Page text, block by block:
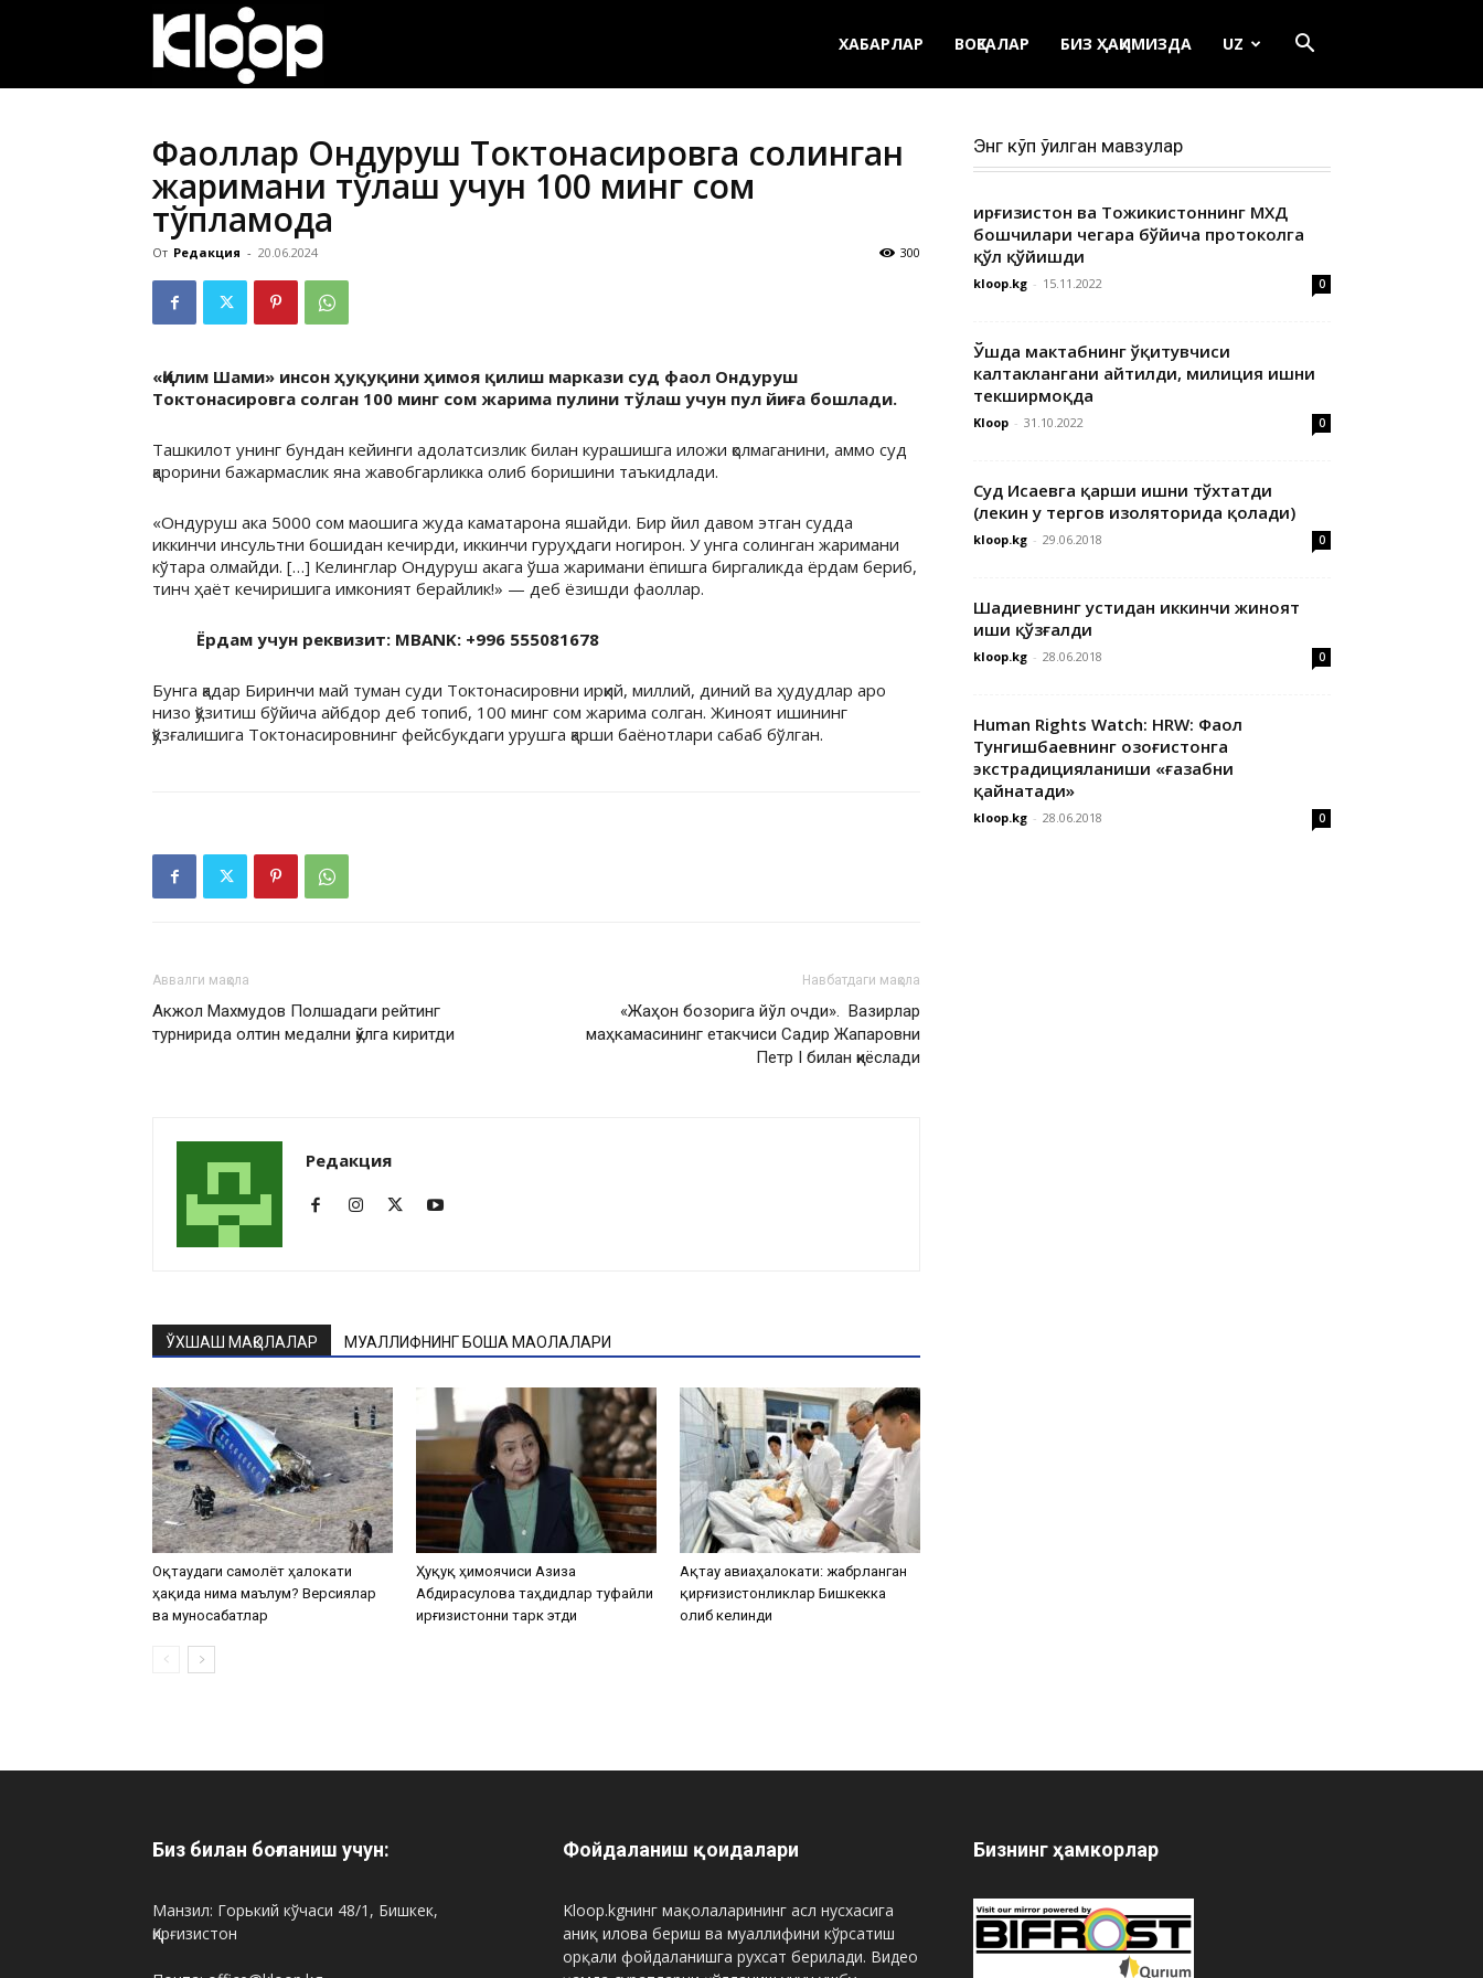
ХАБАРЛАР ВОҚЕАЛАР БИЗ ҲАҚИМИЗДА UZ
Фаоллар Ондуруш Токтонасировга солинган
жаримани тўлаш учун 100 минг сом
тўпламоқда
От Редакция - 20.06.2024 300
«Қилим Шами» инсон ҳуқуқини ҳимоя қилиш маркази суд фаол Ондуруш
Токтонасировга солган 100 минг сом жарима пулини тўлаш учун пул йиға бошлади.
Ташкилот унинг бундан кейинги адолатсизлик билан курашишга иложи қолмаганини, аммо суд
қарорини бажармаслик яна жавобгарликка олиб боришини таъкидлади.
«Ондуруш ака 5000 сом маошига жуда каматарона яшайди. Бир йил давом этган судда
иккинчи инсультни бошидан кечирди, иккинчи гуруҳдаги ногирон. У унга солинган жаримани
кўтара олмайди. […] Келинглар Ондуруш акага ўша жаримани ёпишга биргаликда ёрдам бериб,
тинч ҳаёт кечиришига имконият берайлик!» — деб ёзишди фаоллар.
Ёрдам учун реквизит: MBANK: +996 555081678
Бунга қадар Биринчи май туман суди Токтонасировни ирқий, миллий, диний ва ҳудудлар аро
низо қўзитиш бўйича айбдор деб топиб, 100 минг сом жарима солган. Жиноят ишининг
қўзғалишига Токтонасировнинг фейсбукдаги урушга қарши баёнотлари сабаб бўлган.
Аввалги мақола
Акжол Махмудов Полшадаги рейтинг
турнирида олтин медални қўлга киритди
Навбатдаги мақола
«Жаҳон бозорига йўл очди». Вазирлар
маҳкамасининг етакчиси Садир Жапаровни
Петр I билан қиёслади
Редакция
ЎХШАШ МАҚОЛАЛАР МУАЛЛИФНИНГ БОШҚА МАҚОЛАЛАРИ
Оқтаудаги самолёт ҳалокати
ҳақида нима маълум? Версиялар
ва муносабатлар
Ҳуқуқ ҳимоячиси Азиза
Абдирасулова таҳдидлар туфайли
Қирғизистонни тарк этди
Ақтау авиаҳалокати: жабрланган
қирғизистонликлар Бишкекка
олиб келинди
Энг кўп ўқилган мавзулар
Қирғизистон ва Тожикистоннинг МХДҚ
бошчилари чегара бўйича протоколга
қўл қўйишди
kloop.kg - 15.11.2022 0
Ўшда мактабнинг ўқитувчиси
калтаклангани айтилди, милиция ишни
текширмоқда
Kloop - 31.10.2022 0
Суд Исаевга қарши ишни тўхтатди
(лекин у тергов изоляторида қолади)
kloop.kg - 29.06.2018 0
Шадиевнинг устидан иккинчи жиноят
иши қўзғалди
kloop.kg - 28.06.2018 0
Human Rights Watch: HRW: Фаол
Тунгишбаевнинг Қозоғистонга
экстрадицияланиши «ғазабни
қайнатади»
kloop.kg - 28.06.2018 0
Биз билан боғланиш учун:
Манзил: Горький кўчаси 48/1, Бишкек,
Қирғизистон
Фойдаланиш қоидалари
Kloop.kgнинг мақолаларининг асл нусхасига
аниқ илова бериш ва муаллифини кўрсатиш
орқали фойдаланишга рухсат берилади. Видео
Бизнинг ҳамкорлар